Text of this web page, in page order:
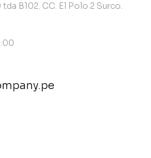
B102. CC. El Polo 2 Surco.